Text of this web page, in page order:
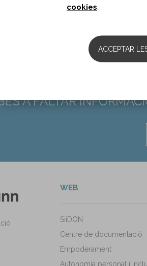
A FALTAR
WEB
SiiDON
Centre de documentació
Empoderament
Autonomia personal i
cookies
ACCEPTAR